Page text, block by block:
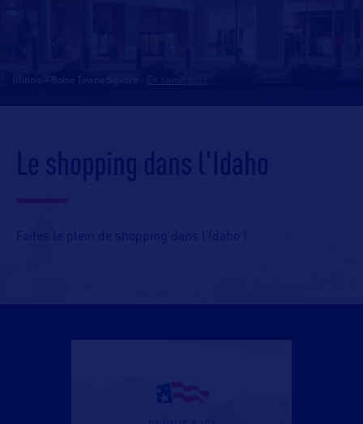
Illinois - Boise Towne Square
Le shopping dans l'Idaho
Faites le plein de shopping dans l’Idaho !